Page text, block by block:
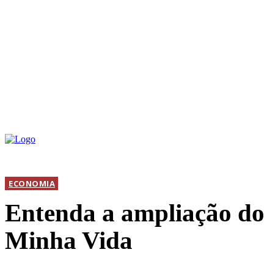
ECONOMIA
Entenda a ampliação
Minha Vida